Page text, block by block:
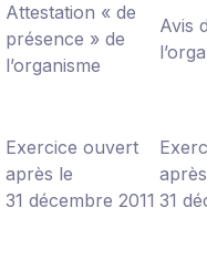
Attestation « de
présence » de
l’organisme
Avis
Exercice ouvert
après le
31 décembre 2011 31